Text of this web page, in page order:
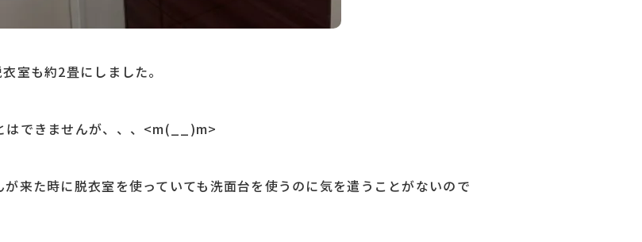
室も約2畳にしました。
はできませんが、、、<m(__)m>
来た時に脱衣室を使っていても洗面台を使うのに気を遣うことがないので